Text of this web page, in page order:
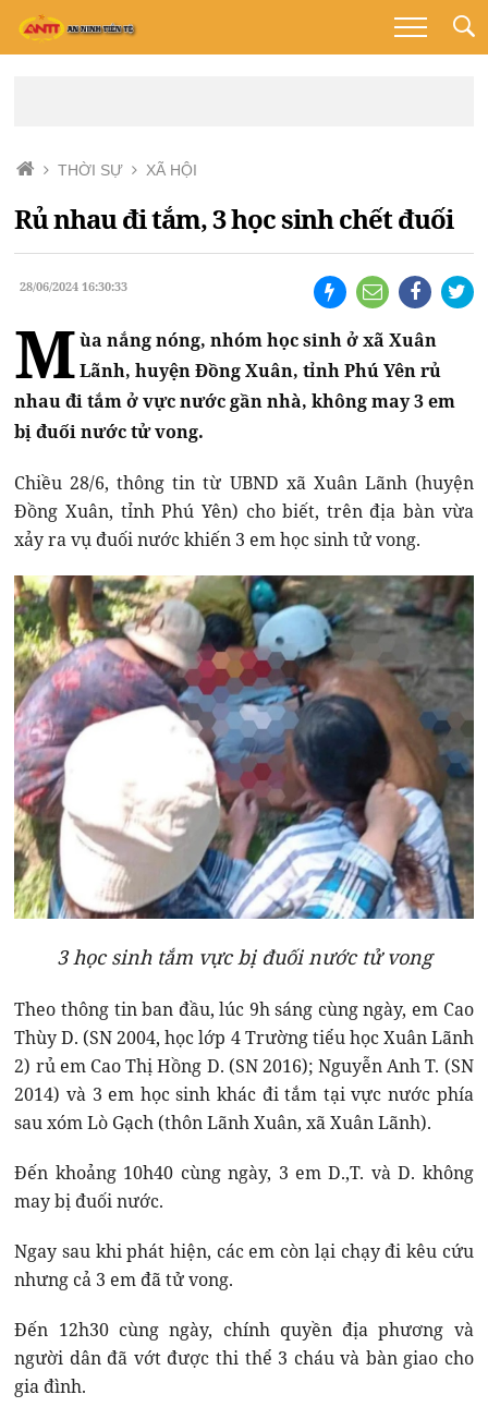
THỜI SỰ XÃ HỘI
Rủ nhau đi tắm, 3 học sinh chết đuối
28/06/2024 16:30:33
M ùa nắng nóng, nhóm học sinh ở xã Xuân
Lãnh, huyện Đồng Xuân, tỉnh Phú Yên rủ
nhau đi tắm ở vực nước gần nhà, không may 3 em
bị đuối nước tử vong.
Chiều 28/6, thông tin từ UBND xã Xuân Lãnh (huyện
Đồng Xuân, tỉnh Phú Yên) cho biết, trên địa bàn vừa
xảy ra vụ đuối nước khiến 3 em học sinh tử vong.
3 học sinh tắm vực bị đuối nước tử vong
Theo thông tin ban đầu, lúc 9h sáng cùng ngày, em Cao
Thùy D. (SN 2004, học lớp 4 Trường tiểu học Xuân Lãnh
2) rủ em Cao Thị Hồng D. (SN 2016); Nguyễn Anh T. (SN
2014) và 3 em học sinh khác đi tắm tại vực nước phía
sau xóm Lò Gạch (thôn Lãnh Xuân, xã Xuân Lãnh).
Đến khoảng 10h40 cùng ngày, 3 em D.,T. và D. không
may bị đuối nước.
Ngay sau khi phát hiện, các em còn lại chạy đi kêu cứu
nhưng cả 3 em đã tử vong.
Đến 12h30 cùng ngày, chính quyền địa phương và
người dân đã vớt được thi thể 3 cháu và bàn giao cho
gia đình.